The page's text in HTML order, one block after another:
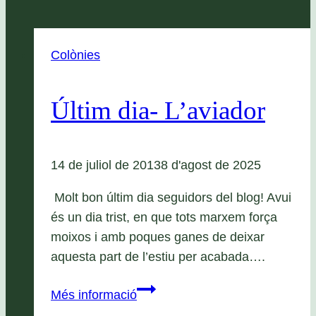
Colònies
Últim dia- L’aviador
14 de juliol de 20138 d'agost de 2025
Molt bon últim dia seguidors del blog! Avui
és un dia trist, en que tots marxem força
moixos i amb poques ganes de deixar
aquesta part de l’estiu per acabada….
Més informacióÚltim